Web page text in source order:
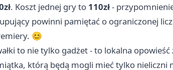
. Koszt jednej gry to 110zł-
powinni pamiętać o ograniczonej
😊
to nie tylko gadżet - to lokalna
którą będą mogli mieć tylko nieliczni